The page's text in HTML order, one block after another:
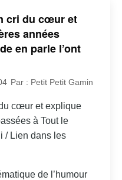
cri du cœur et
années
en parle l’ont
Par : Petit Petit Gamin
cœur et explique
à Tout le
/ Lien dans les
de l’humour